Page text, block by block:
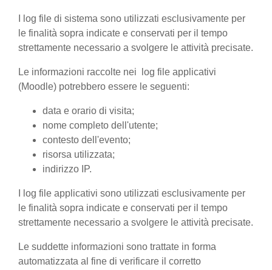
I log file di sistema sono utilizzati esclusivamente per
le finalità sopra indicate e conservati per il tempo
strettamente necessario a svolgere le attività precisate.
Le informazioni raccolte nei log file applicativi
(Moodle) potrebbero essere le seguenti:
data e orario di visita;
nome completo dell'utente;
contesto dell'evento;
risorsa utilizzata;
indirizzo IP.
I log file applicativi sono utilizzati esclusivamente per
le finalità sopra indicate e conservati per il tempo
strettamente necessario a svolgere le attività precisate.
Le suddette informazioni sono trattate in forma
automatizzata al fine di verificare il corretto